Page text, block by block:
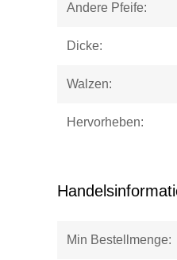
Andere Pfeife:
Dicke:
Walzen:
Hervorheben:
Min Bestellmenge: